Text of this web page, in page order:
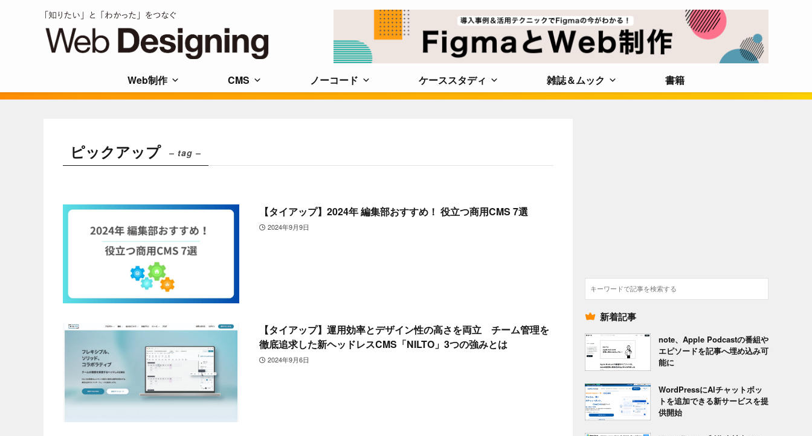
Web制作 CMS ノーコード ケーススタディ 雑誌＆ムック 書籍
ピックアップ – tag –
【タイアップ】2024年 編集部おすすめ！ 役立つ商用CMS 7選
2024年9月9日
【タイアップ】運用効率とデザイン性の高さを両立 チーム管理を
徹底追求した新ヘッドレスCMS「NILTO」3つの強みとは
2024年9月6日
検
索
新着記事
note、Apple Podcastの番組や
エピソードを記事へ埋め込み可
能に
WordPressにAIチャットボッ
トを追加できる新サービスを提
供開始